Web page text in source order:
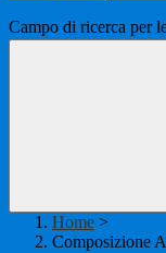
Campo di ricerca per
Home >
Composizione